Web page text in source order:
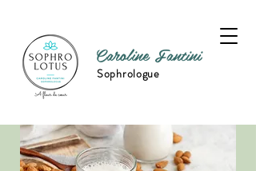
Sophrologue
Caroline Fantini